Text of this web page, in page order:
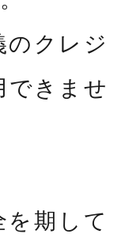
のクレジ
できませ
を期して